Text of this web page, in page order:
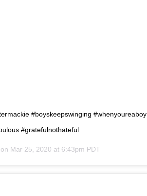
#boyskeepswinging #whenyoureaboy
#gratefulnothateful
Mar 25, 2020 at 6:43pm PDT